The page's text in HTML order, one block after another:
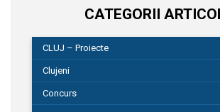
CATEGORII
CLUJ – Proiecte
Clujeni
Concurs